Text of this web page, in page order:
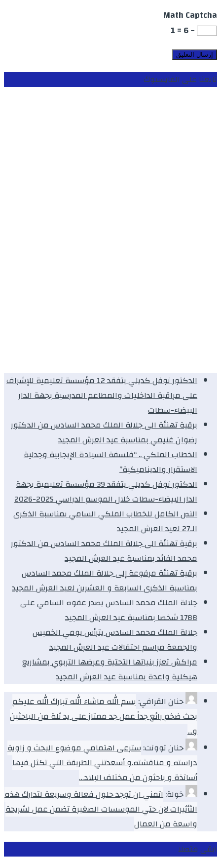
Math Captcha
− 6 = 1
تابعنا على الفايسبوك
الدكتور نوفل كديلي يتفقد 12 مؤسسة تعليمية للإشراف
على مراقبة الداخليات والمطاعم المدرسية بجهة الدار
البيضاء-سطات
برقية تهنئة الى جلالة الملك محمد السادس من الدكتور
رضوان غنيمي بمناسبة عيد العرش المجيد
الخطاب الملكي .. “فلسفة السيادة الإيجابية وجدلية
الاستقرار والديناميكية”
الدكتور نوفل كديلي يتفقد 39 مؤسسة تعليمية بجهة
الدار البيضاء-سطات خلال الموسم الدراسي 2025-2026
النص الكامل للخطاب الملكي السامي بمناسبة الذكرى
الـ27 لعيد العرش المجيد
برقية تهنئة الى جلالة الملك محمد السادس من الدكتور
محمد الفائد بمناسبة عيد العرش المجيد
برقية تهنئة مرفوعة إلى جلالة الملك محمد السادس
بمناسبة الذكرى السابعة و العشرين لعيد العرش المجيد
جلالة الملك محمد السادس يصدر عفوه السامي على
1788 شخصا بمناسبة عيد العرش المجيد
جلالة الملك محمد السادس يترأس يومي الخميس
والجمعة مراسم احتفالات عيد العرش المجيد
مراكش تعزز بنياتها التحتية وعرضها التربوي بمشاريع
هيكلية واعدة بمناسبة عيد العرش المجيد
حنان القرافي: بسم الله ماشاء الله تبارك الله عليكم
بحث ضخم رائع جداً عمل جد ممتاز على يد ثلة من الباحثين
و…
حنان توونت:سترعى اهتمامي موضوع البحث و زاوية
دراسته و مناقشته.و أسعدتني الطريقة التي تكثل فيها
أساتذة و باحثون من مختلف البلاد…
خولة:اتمني ان توجد حلول فعالة وسريعة لتدارك هذه
الثأثيرات لان حتي الموسسات الصغيرة تضمن عمل لشريحة
واسعة من العمال
ابقى متصلا